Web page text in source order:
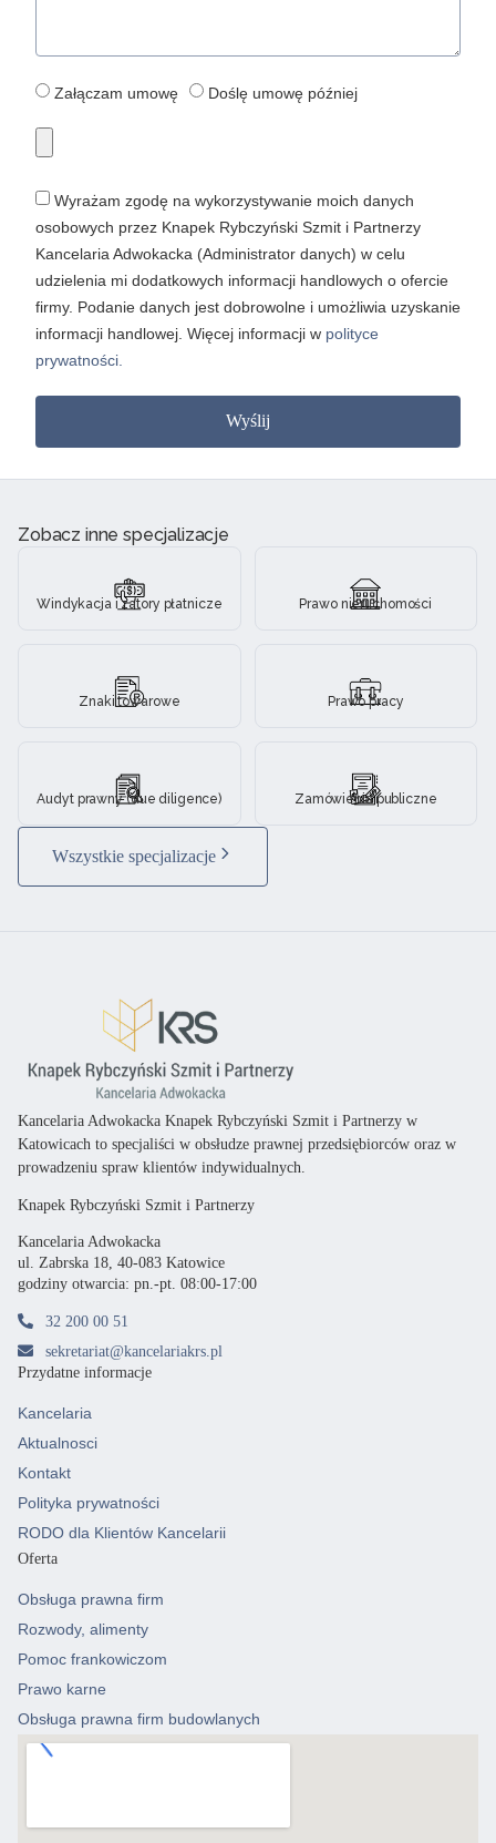
Załączam umowę Doślę umowę później
Wyrażam zgodę na wykorzystywanie moich danych
osobowych przez Knapek Rybczyński Szmit i Partnerzy
Kancelaria Adwokacka (Administrator danych) w celu
udzielenia mi dodatkowych informacji handlowych o ofercie
firmy. Podanie danych jest dobrowolne i umożliwia uzyskanie
informacji handlowej. Więcej informacji w polityce
prywatności.
Wyślij
Zobacz inne specjalizacje
Windykacja i zatory płatnicze Prawo nieruchomości
Znaki towarowe Prawo pracy
Audyt prawny (due diligence) Zamówienia publiczne
Wszystkie specjalizacje
Kancelaria Adwokacka Knapek Rybczyński Szmit i Partnerzy w
Katowicach to specjaliści w obsłudze prawnej przedsiębiorców oraz w
prowadzeniu spraw klientów indywidualnych.
Knapek Rybczyński Szmit i Partnerzy
Kancelaria Adwokacka
ul. Zabrska 18, 40-083 Katowice
godziny otwarcia: pn.-pt. 08:00-17:00
32 200 00 51
sekretariat@kancelariakrs.pl
Przydatne informacje
Kancelaria
Aktualnosci
Kontakt
Polityka prywatności
RODO dla Klientów Kancelarii
Oferta
Obsługa prawna firm
Rozwody, alimenty
Pomoc frankowiczom
Prawo karne
Obsługa prawna firm budowlanych